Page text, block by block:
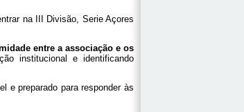
na III Divisão, Serie Açores
entre a associação e os
institucional e identificando
e preparado para responder às